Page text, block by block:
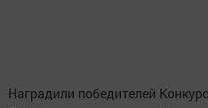
Наградили победителей